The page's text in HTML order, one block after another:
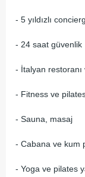
- 5 yıldızlı
- 24 saat güvenlik
- İtalyan restoranı
- Fitness ve
- Sauna, masaj
- Cabana ve kum
- Yoga ve pilates